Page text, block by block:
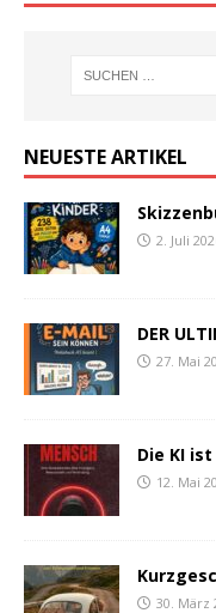
NEUESTE ARTIKEL
2. Juli
DER
27. Mai
Die KI
12. Mai
30. März